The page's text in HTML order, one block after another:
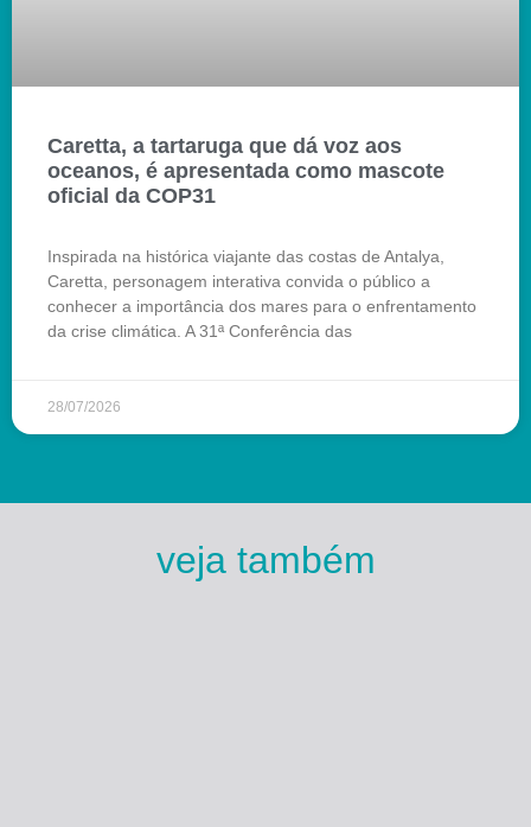
Caretta, a tartaruga que dá voz aos
oceanos, é apresentada como mascote
oficial da COP31
Inspirada na histórica viajante das costas de Antalya,
Caretta, personagem interativa convida o público a
conhecer a importância dos mares para o enfrentamento
da crise climática. A 31ª Conferência das
28/07/2026
veja também